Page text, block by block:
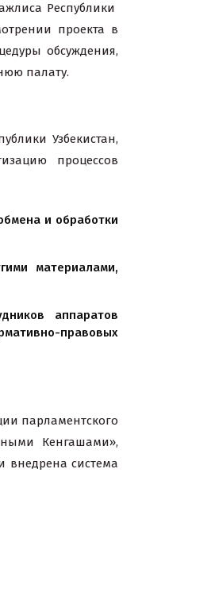
Республики
проекта в
обсуждения,
палату.
Узбекистан,
процессов
и обработки
материалами,
аппаратов
правовых
парламентского
Кенгашами»,
внедрена система